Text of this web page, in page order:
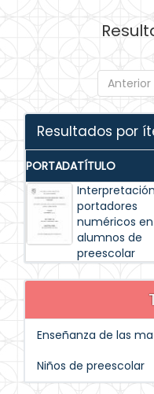
Anterior
Resultados por
PORTADATÍTULO
portadores
numéricos en
alumnos de
preescolar
Enseñanza de las
Niños de preescolar